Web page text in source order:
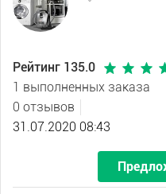
Рейтинг 135.0
1 выполненных заказа
0 отзывов
31.07.2020 08:43